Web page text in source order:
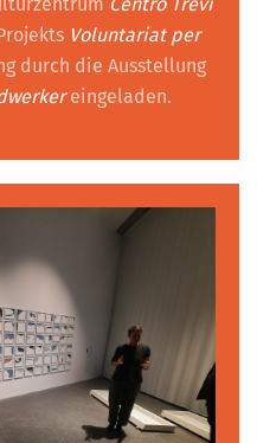
Voluntariat per
durch die Ausstellung
eingeladen.